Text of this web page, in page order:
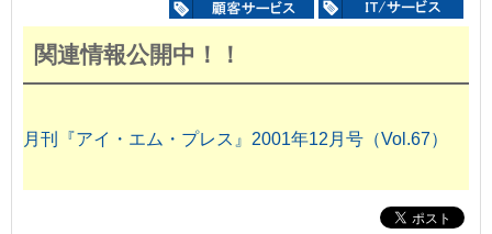
関連情報公開中！！
月刊『アイ・エム・プレス』2001年12月号（Vol.67）